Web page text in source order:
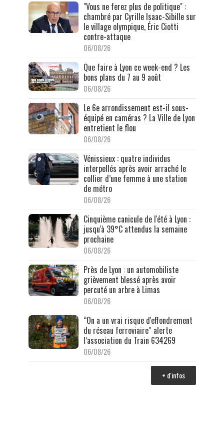
"Vous ne ferez plus de politique" :
chambré par Cyrille Isaac-Sibille sur
le village olympique, Éric Ciotti
contre-attaque
06/08/26
Que faire à Lyon ce week-end ? Les
bons plans du 7 au 9 août
06/08/26
Le 6e arrondissement est-il sous-
équipé en caméras ? La Ville de Lyon
entretient le flou
06/08/26
Vénissieux : quatre individus
interpellés après avoir arraché le
collier d’une femme à une station
de métro
06/08/26
Cinquième canicule de l'été à Lyon :
jusqu'à 39°C attendus la semaine
prochaine
06/08/26
Près de Lyon : un automobiliste
grièvement blessé après avoir
percuté un arbre à Limas
06/08/26
“On a un vrai risque d'effondrement
du réseau ferroviaire” alerte
l’association du Train 634269
06/08/26
+ d'infos